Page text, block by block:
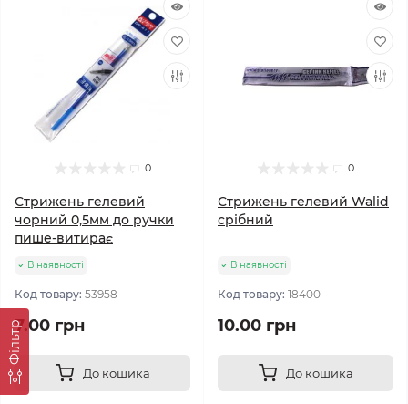
Фільтр
0
Стрижень гелевий
чорний 0,5мм до ручки
пише-витирає
В наявності
Код товару: 53958
7.00 грн
До кошика
0
Стрижень гелевий Walid
срібний
В наявності
Код товару: 18400
10.00 грн
До кошика